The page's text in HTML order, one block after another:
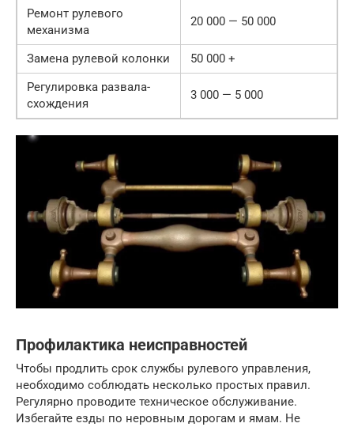
Ремонт рулевого
механизма
20 000 — 50 000
Замена рулевой колонки
50 000 +
Регулировка развала-
схождения
3 000 — 5 000
Профилактика неисправностей
Чтобы продлить срок службы рулевого управления,
необходимо соблюдать несколько простых правил.
Регулярно проводите техническое обслуживание.
Избегайте езды по неровным дорогам и ямам. Не